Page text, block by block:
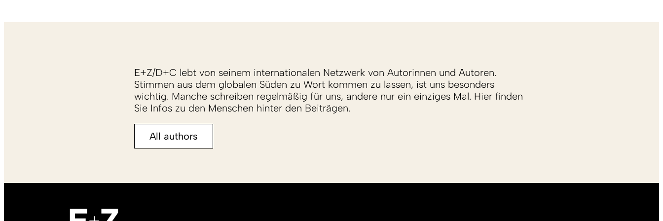
E+Z/D+C lebt von seinem internationalen Netzwerk von Autorinnen und Autoren.
Stimmen aus dem globalen Süden zu Wort kommen zu lassen, ist uns besonders
wichtig. Manche schreiben regelmäßig für uns, andere nur ein einziges Mal. Hier finden
Sie Infos zu den Menschen hinter den Beiträgen.
All authors